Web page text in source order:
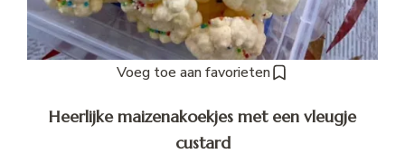
Voeg toe aan favorieten
Heerlijke maizenakoekjes met een vleugje
custard